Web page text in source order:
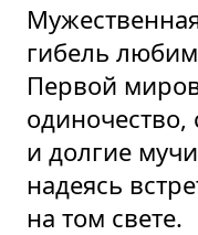
гибель
Первой
одиночество,
и долгие
надеясь
на том свете.